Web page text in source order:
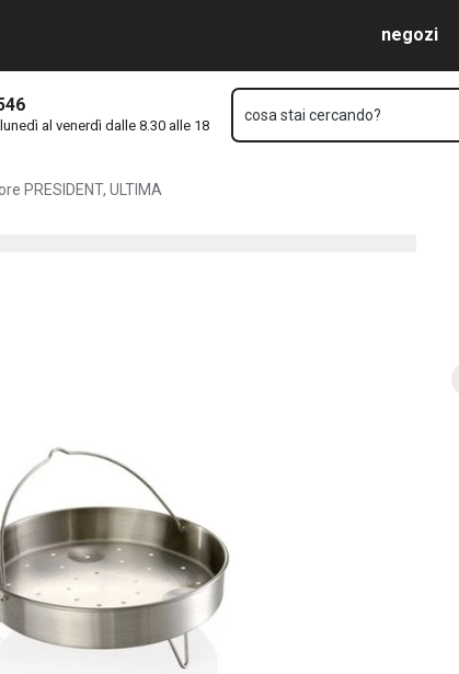
negozi
al venerdì dalle 8.30 alle 18
cosa stai cercando?
PRESIDENT, ULTIMA